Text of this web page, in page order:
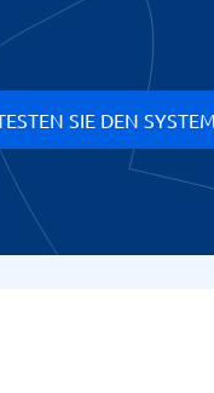
SIE DEN